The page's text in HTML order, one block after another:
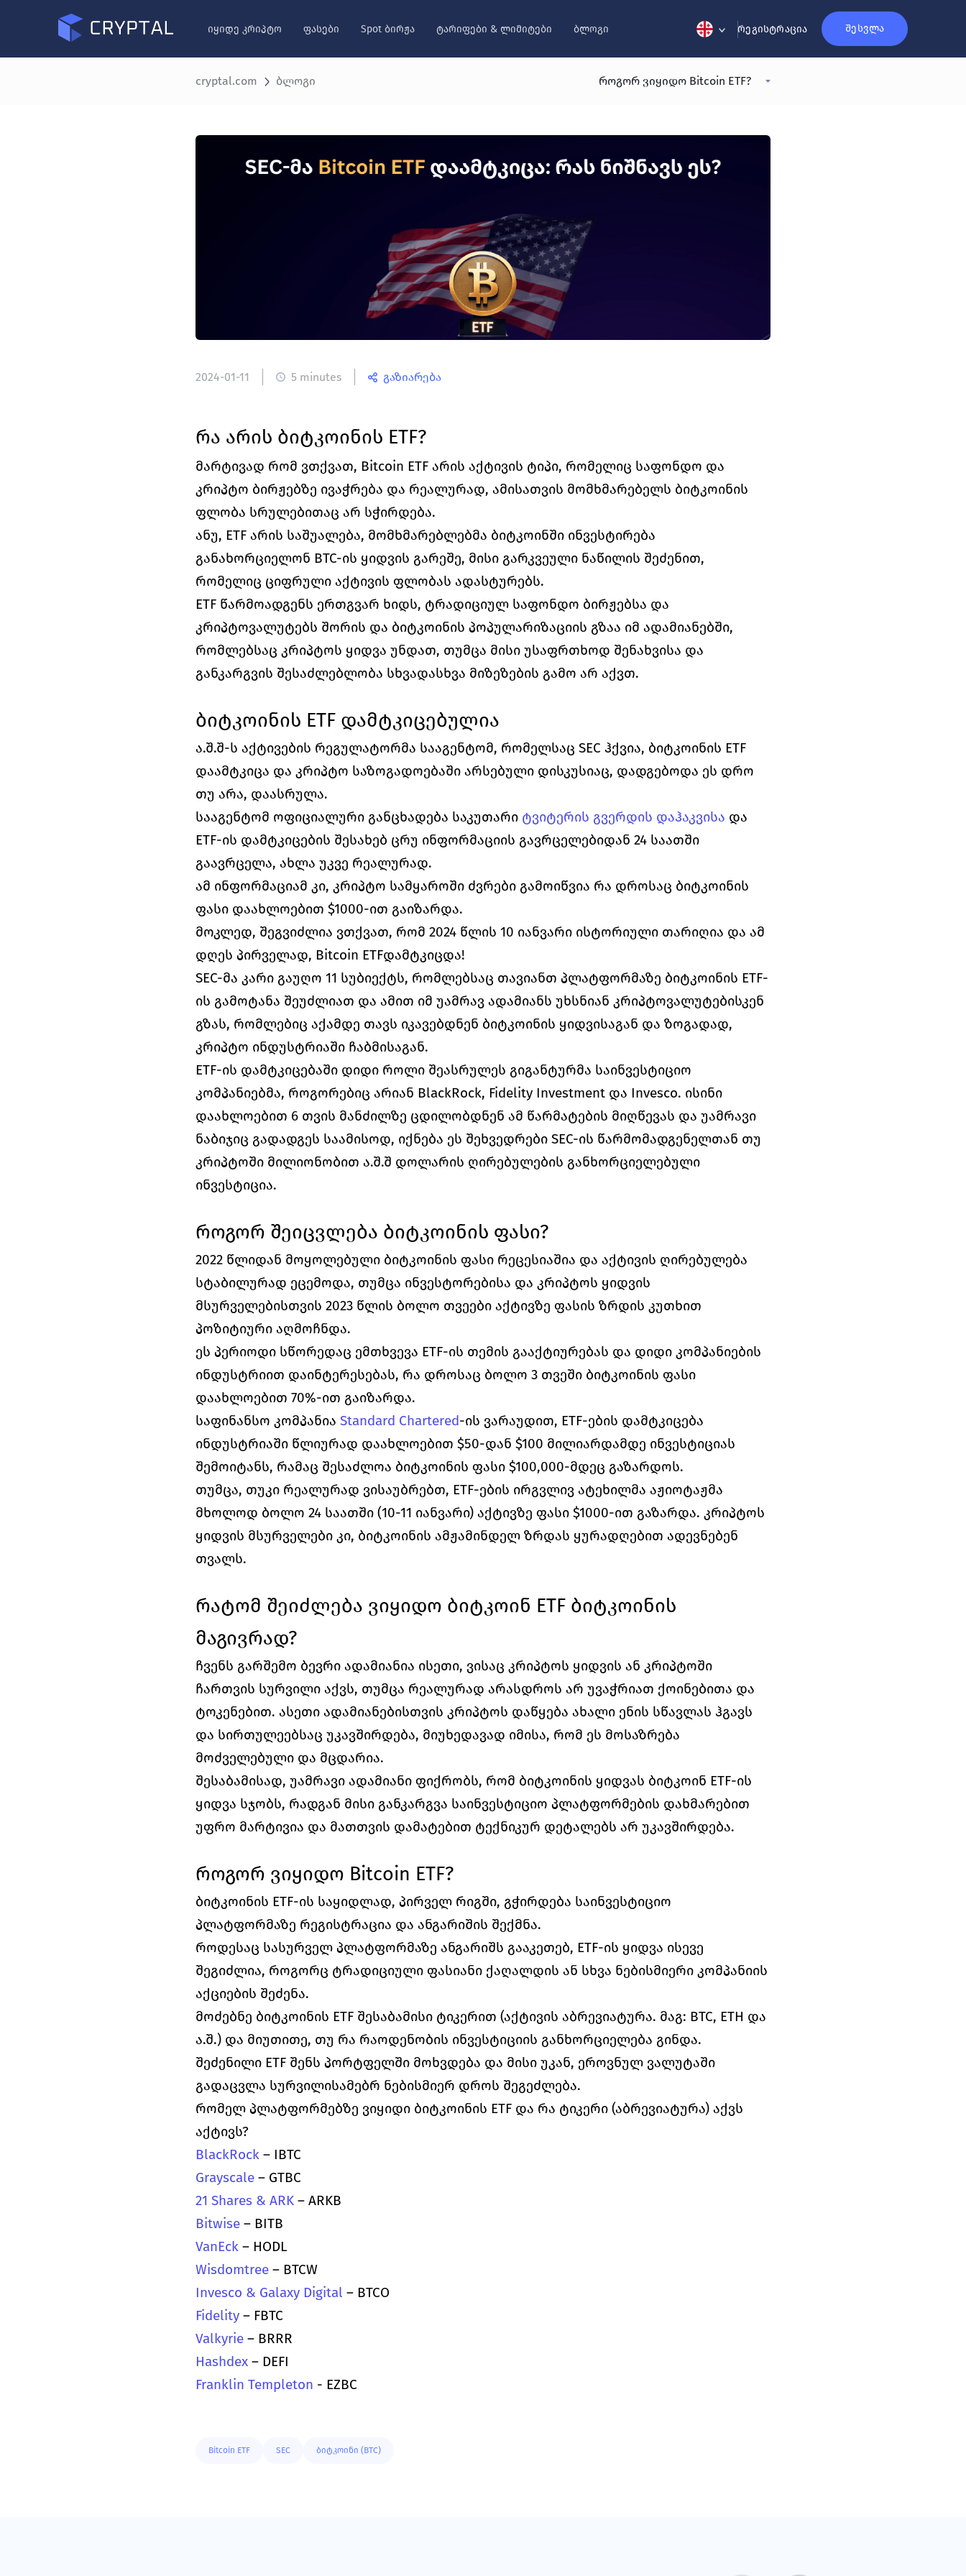
იყიდე კრიპტო ფასები Spot ბირჟა ტარიფები & ლიმიტები ბლოგი რეგისტრაცია შესვლა
cryptal.com ბლოგი როგორ ვიყიდო Bitcoin ETF?
2024-01-11 5 minutes გაზიარება
რა არის ბიტკოინის ETF?
მარტივად რომ ვთქვათ, Bitcoin ETF არის აქტივის ტიპი, რომელიც საფონდო და
კრიპტო ბირჟებზე ივაჭრება და რეალურად, ამისათვის მომხმარებელს ბიტკოინის
ფლობა სრულებითაც არ სჭირდება.
ანუ, ETF არის საშუალება, მომხმარებლებმა ბიტკოინში ინვესტირება
განახორციელონ BTC-ის ყიდვის გარეშე, მისი გარკვეული ნაწილის შეძენით,
რომელიც ციფრული აქტივის ფლობას ადასტურებს.
ETF წარმოადგენს ერთგვარ ხიდს, ტრადიციულ საფონდო ბირჟებსა და
კრიპტოვალუტებს შორის და ბიტკოინის პოპულარიზაციის გზაა იმ ადამიანებში,
რომლებსაც კრიპტოს ყიდვა უნდათ, თუმცა მისი უსაფრთხოდ შენახვისა და
განკარგვის შესაძლებლობა სხვადასხვა მიზეზების გამო არ აქვთ.
ბიტკოინის ETF დამტკიცებულია
ა.შ.შ-ს აქტივების რეგულატორმა სააგენტომ, რომელსაც SEC ჰქვია, ბიტკოინის ETF
დაამტკიცა და კრიპტო საზოგადოებაში არსებული დისკუსიაც, დადგებოდა ეს დრო
თუ არა, დაასრულა.
სააგენტომ ოფიციალური განცხადება საკუთარი ტვიტერის გვერდის დაჰაკვისა და
ETF-ის დამტკიცების შესახებ ცრუ ინფორმაციის გავრცელებიდან 24 საათში
გაავრცელა, ახლა უკვე რეალურად.
ამ ინფორმაციამ კი, კრიპტო სამყაროში ძვრები გამოიწვია რა დროსაც ბიტკოინის
ფასი დაახლოებით $1000-ით გაიზარდა.
მოკლედ, შეგვიძლია ვთქვათ, რომ 2024 წლის 10 იანვარი ისტორიული თარიღია და ამ
დღეს პირველად, Bitcoin ETFდამტკიცდა!
SEC-მა კარი გაუღო 11 სუბიექტს, რომლებსაც თავიანთ პლატფორმაზე ბიტკოინის ETF-
ის გამოტანა შეუძლიათ და ამით იმ უამრავ ადამიანს უხსნიან კრიპტოვალუტებისკენ
გზას, რომლებიც აქამდე თავს იკავებდნენ ბიტკოინის ყიდვისაგან და ზოგადად,
კრიპტო ინდუსტრიაში ჩაბმისაგან.
ETF-ის დამტკიცებაში დიდი როლი შეასრულეს გიგანტურმა საინვესტიციო
კომპანიებმა, როგორებიც არიან BlackRock, Fidelity Investment და Invesco. ისინი
დაახლოებით 6 თვის მანძილზე ცდილობდნენ ამ წარმატების მიღწევას და უამრავი
ნაბიჯიც გადადგეს საამისოდ, იქნება ეს შეხვედრები SEC-ის წარმომადგენელთან თუ
კრიპტოში მილიონობით ა.შ.შ დოლარის ღირებულების განხორციელებული
ინვესტიცია.
როგორ შეიცვლება ბიტკოინის ფასი?
2022 წლიდან მოყოლებული ბიტკოინის ფასი რეცესიაშია და აქტივის ღირებულება
სტაბილურად ეცემოდა, თუმცა ინვესტორებისა და კრიპტოს ყიდვის
მსურველებისთვის 2023 წლის ბოლო თვეები აქტივზე ფასის ზრდის კუთხით
პოზიტიური აღმოჩნდა.
ეს პერიოდი სწორედაც ემთხვევა ETF-ის თემის გააქტიურებას და დიდი კომპანიების
ინდუსტრიით დაინტერესებას, რა დროსაც ბოლო 3 თვეში ბიტკოინის ფასი
დაახლოებით 70%-ით გაიზარდა.
საფინანსო კომპანია Standard Chartered-ის ვარაუდით, ETF-ების დამტკიცება
ინდუსტრიაში წლიურად დაახლოებით $50-დან $100 მილიარდამდე ინვესტიციას
შემოიტანს, რამაც შესაძლოა ბიტკოინის ფასი $100,000-მდეც გაზარდოს.
თუმცა, თუკი რეალურად ვისაუბრებთ, ETF-ების ირგვლივ ატეხილმა აჟიოტაჟმა
მხოლოდ ბოლო 24 საათში (10-11 იანვარი) აქტივზე ფასი $1000-ით გაზარდა. კრიპტოს
ყიდვის მსურველები კი, ბიტკოინის ამჟამინდელ ზრდას ყურადღებით ადევნებენ
თვალს.
რატომ შეიძლება ვიყიდო ბიტკოინ ETF ბიტკოინის
მაგივრად?
ჩვენს გარშემო ბევრი ადამიანია ისეთი, ვისაც კრიპტოს ყიდვის ან კრიპტოში
ჩართვის სურვილი აქვს, თუმცა რეალურად არასდროს არ უვაჭრიათ ქოინებითა და
ტოკენებით. ასეთი ადამიანებისთვის კრიპტოს დაწყება ახალი ენის სწავლას ჰგავს
და სირთულეებსაც უკავშირდება, მიუხედავად იმისა, რომ ეს მოსაზრება
მოძველებული და მცდარია.
შესაბამისად, უამრავი ადამიანი ფიქრობს, რომ ბიტკოინის ყიდვას ბიტკოინ ETF-ის
ყიდვა სჯობს, რადგან მისი განკარგვა საინვესტიციო პლატფორმების დახმარებით
უფრო მარტივია და მათთვის დამატებით ტექნიკურ დეტალებს არ უკავშირდება.
როგორ ვიყიდო Bitcoin ETF?
ბიტკოინის ETF-ის საყიდლად, პირველ რიგში, გჭირდება საინვესტიციო
პლატფორმაზე რეგისტრაცია და ანგარიშის შექმნა.
როდესაც სასურველ პლატფორმაზე ანგარიშს გააკეთებ, ETF-ის ყიდვა ისევე
შეგიძლია, როგორც ტრადიციული ფასიანი ქაღალდის ან სხვა ნებისმიერი კომპანიის
აქციების შეძენა.
მოძებნე ბიტკოინის ETF შესაბამისი ტიკერით (აქტივის აბრევიატურა. მაგ: BTC, ETH და
ა.შ.) და მიუთითე, თუ რა რაოდენობის ინვესტიციის განხორციელება გინდა.
შეძენილი ETF შენს პორტფელში მოხვდება და მისი უკან, ეროვნულ ვალუტაში
გადაცვლა სურვილისამებრ ნებისმიერ დროს შეგეძლება.
რომელ პლატფორმებზე ვიყიდი ბიტკოინის ETF და რა ტიკერი (აბრევიატურა) აქვს
აქტივს?
BlackRock – IBTC
Grayscale – GTBC
21 Shares & ARK – ARKB
Bitwise – BITB
VanEck – HODL
Wisdomtree – BTCW
Invesco & Galaxy Digital – BTCO
Fidelity – FBTC
Valkyrie – BRRR
Hashdex – DEFI
Franklin Templeton - EZBC
Bitcoin ETF SEC ბიტკოინი (BTC)